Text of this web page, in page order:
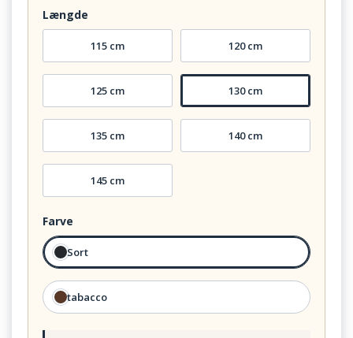
Længde
115 cm 120 cm
125 cm 130 cm
135 cm 140 cm
145 cm
Farve
Sort
tabacco